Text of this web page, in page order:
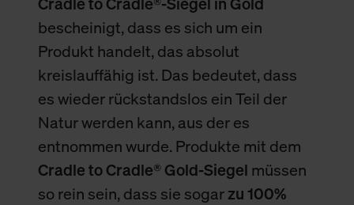
bescheinigt, dass es sich um ein
Produkt handelt, das absolut
kreislauffähig ist. Das bedeutet, dass
es wieder rückstandslos ein Teil der
Natur werden kann, aus der es
entnommen wurde. Produkte mit dem
Cradle to Cradle® Gold-Siegel müssen
so rein sein, dass sie sogarzu 100%